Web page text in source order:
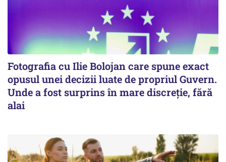
Fotografia cu Ilie Bolojan care spune exact
opusul unei decizii luate de propriul Guvern.
Unde a fost surprins în mare discreție, fără
alai